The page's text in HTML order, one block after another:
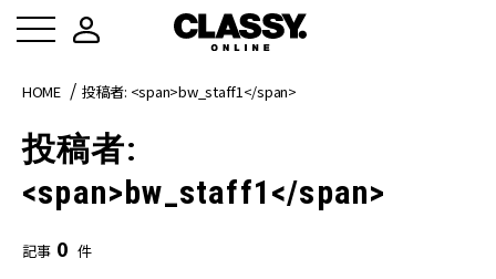
HOME 投稿者: <span>bw_staff1</span>
投稿者:
<span>bw_staff1</span>
記事 0 件